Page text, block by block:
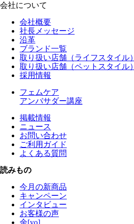
会社について
会社概要
社長メッセージ
沿革
ブランド一覧
取り扱い店舗（ライフスタイル）
取り扱い店舗（ペットスタイル）
採用情報
フェムケア
アンバサダー講座
掲載情報
ニュース
お問い合わせ
ご利用ガイド
よくある質問
読みもの
今月の新商品
キャンペーン
インタビュー
お客様の声
余[yo]